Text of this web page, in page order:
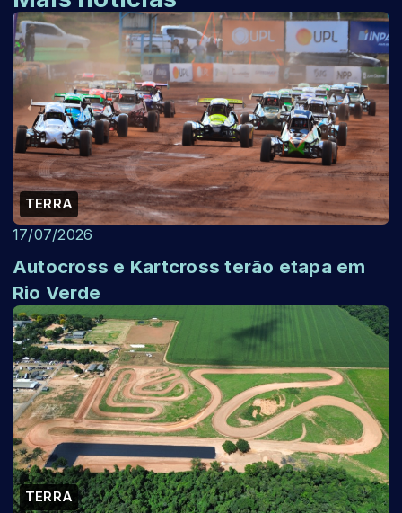
TERRA
17/07/2026
Autocross e Kartcross terão etapa em
Rio Verde
TERRA